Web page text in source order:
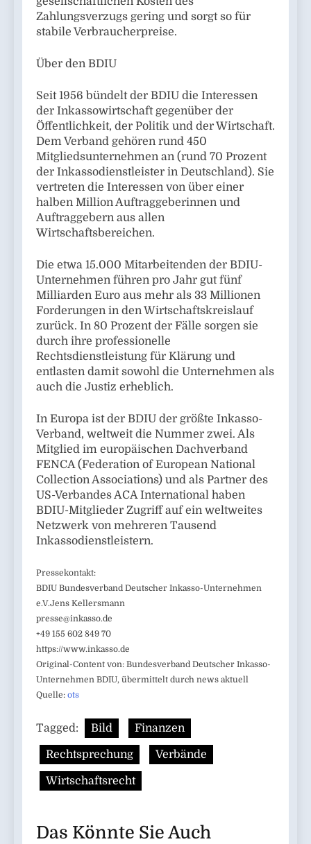
Zahlungsverzugs gering und sorgt so für
stabile Verbraucherpreise.
Über den BDIU
Seit 1956 bündelt der BDIU die Interessen
der Inkassowirtschaft gegenüber der
Öffentlichkeit, der Politik und der Wirtschaft.
Dem Verband gehören rund 450
Mitgliedsunternehmen an (rund 70 Prozent
der Inkassodienstleister in Deutschland). Sie
vertreten die Interessen von über einer
halben Million Auftraggeberinnen und
Auftraggebern aus allen
Wirtschaftsbereichen.
Die etwa 15.000 Mitarbeitenden der BDIU-
Unternehmen führen pro Jahr gut fünf
Milliarden Euro aus mehr als 33 Millionen
Forderungen in den Wirtschaftskreislauf
zurück. In 80 Prozent der Fälle sorgen sie
durch ihre professionelle
Rechtsdienstleistung für Klärung und
entlasten damit sowohl die Unternehmen als
auch die Justiz erheblich.
In Europa ist der BDIU der größte Inkasso-
Verband, weltweit die Nummer zwei. Als
Mitglied im europäischen Dachverband
FENCA (Federation of European National
Collection Associations) und als Partner des
US-Verbandes ACA International haben
BDIU-Mitglieder Zugriff auf ein weltweites
Netzwerk von mehreren Tausend
Inkassodienstleistern.
Pressekontakt:
BDIU Bundesverband Deutscher Inkasso-Unternehmen
e.V.Jens Kellersmann
presse@inkasso.de
+49 155 602 849 70
https://www.inkasso.de
Original-Content von: Bundesverband Deutscher Inkasso-
Unternehmen BDIU, übermittelt durch news aktuell
Quelle: ots
Tagged: Bild Finanzen
Rechtsprechung Verbände
Wirtschaftsrecht
Das Könnte Sie Auch